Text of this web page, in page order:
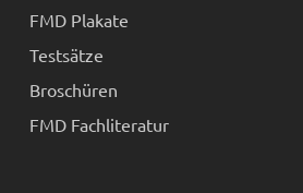
FMD Plakate
Testsätze
Broschüren
FMD Fachliteratur